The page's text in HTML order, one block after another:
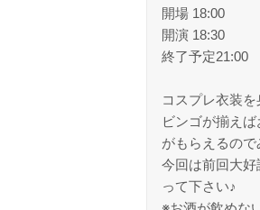
開場 18:00
開演 18:30
終了予定21:00
コスプレ衣装
ビンゴが揃え
がもらえるの
今回は前回大
って下さい♪